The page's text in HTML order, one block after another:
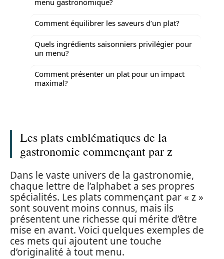
Comment équilibrer les saveurs d’un plat?
Quels ingrédients saisonniers privilégier pour
un menu?
Comment présenter un plat pour un impact
maximal?
Les plats emblématiques de la
gastronomie commençant par z
Dans le vaste univers de la gastronomie,
chaque lettre de l’alphabet a ses propres
spécialités. Les plats commençant par « z »
sont souvent moins connus, mais ils
présentent une richesse qui mérite d’être
mise en avant. Voici quelques exemples de
ces mets qui ajoutent une touche
d’originalité à tout menu.